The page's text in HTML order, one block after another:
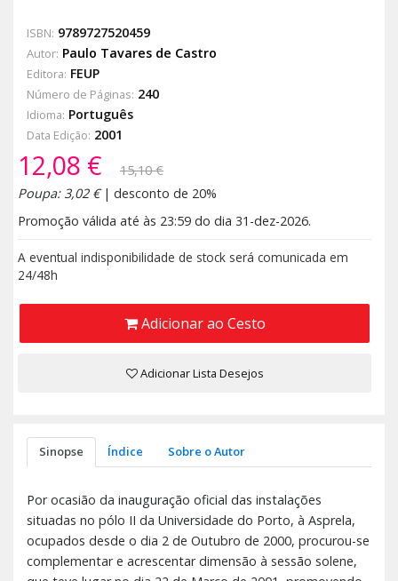
ISBN: 9789727520459
Autor: Paulo Tavares de Castro
Editora: FEUP
Número de Páginas: 240
Idioma: Português
Data Edição: 2001
12,08 €
15,10 €
Poupa: 3,02 €| desconto de 20%
Promoção válida até às 23:59 do dia 31-dez-2026.
A eventual indisponibilidade de stock será comunicada em
24/48h
Adicionar ao Cesto
Adicionar Lista Desejos
Sinopse Índice Sobre o Autor
Por ocasião da inauguração oficial das instalações
situadas no pólo II da Universidade do Porto, à Asprela,
ocupados desde o dia 2 de Outubro de 2000, procurou-se
complementar e acrescentar dimensão à sessão solene,